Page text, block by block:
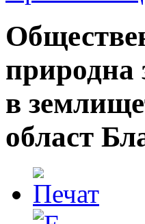
природна
в
област